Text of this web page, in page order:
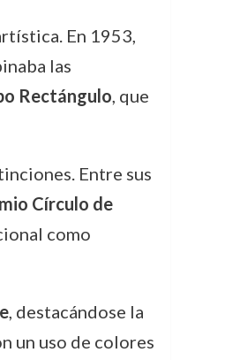
En 1953,
las
Rectángulo, que
Entre sus
Círculo de
como
, destacándose la
un uso de colores